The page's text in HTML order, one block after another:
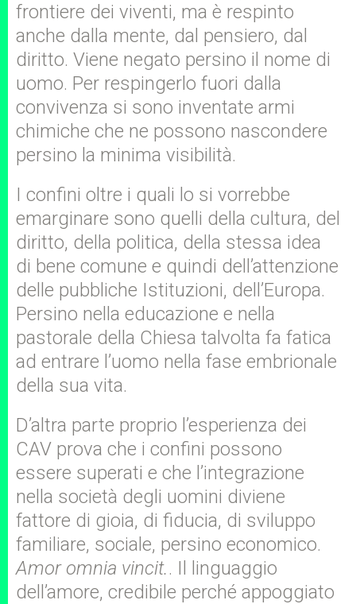
frontiere dei viventi, ma è respinto
anche dalla mente, dal pensiero, dal
diritto. Viene negato persino il nome di
uomo. Per respingerlo fuori dalla
convivenza si sono inventate armi
chimiche che ne possono nascondere
persino la minima visibilità.
I confini oltre i quali lo si vorrebbe
emarginare sono quelli della cultura, del
diritto, della politica, della stessa idea
di bene comune e quindi dell’attenzione
delle pubbliche Istituzioni, dell’Europa.
Persino nella educazione e nella
pastorale della Chiesa talvolta fa fatica
ad entrare l’uomo nella fase embrionale
della sua vita.
D’altra parte proprio l’esperienza dei
CAV prova che i confini possono
essere superati e che l’integrazione
nella società degli uomini diviene
fattore di gioia, di fiducia, di sviluppo
familiare, sociale, persino economico.
Amor omnia vincit.. Il linguaggio
dell’amore, credibile perché appoggiato